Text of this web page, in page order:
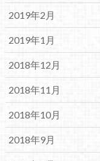
2019年2月
2019年1月
2018年12月
2018年11月
2018年10月
2018年9月